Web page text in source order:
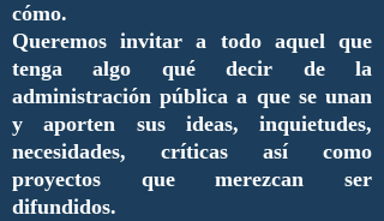
cómo.
Queremos invitar a todo aquel que
tenga algo qué decir de la
administración pública a que se unan
y aporten sus ideas, inquietudes,
necesidades, críticas así como
proyectos que merezcan ser
difundidos.